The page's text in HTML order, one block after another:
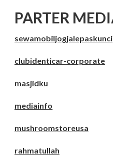
PARTER
sewamobiljogjalepaskunci
clubidenticar-corporate
masjidku
mediainfo
mushroomstoreusa
rahmatullah